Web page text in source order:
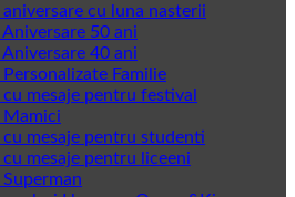
cu luna nasterii
50 ani
40 ani
Familie
mesaje pentru festival
Mamici
mesaje pentru studenti
mesaje pentru liceeni